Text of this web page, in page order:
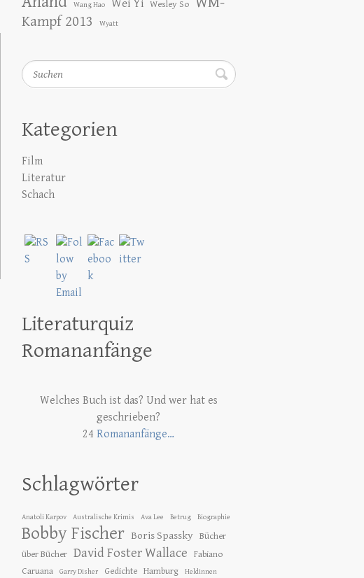
Wang Hao Wei Yi Wesley So
Kampf 2013
Wyatt
Suchen
Kategorien
Film
Literatur
Schach
Literaturquiz
Romananfänge
Welches Buch ist das? Und wer hat es
geschrieben?
24Romananfänge…
Schlagwörter
Anatoli Karpov Australische Krimis Ava Lee Betrug Biographie
Bobby Fischer Boris Spassky Bücher
über Bücher David Foster Wallace
Fabiano
Caruana
Garry Disher Gedichte Hamburg Heldinnen